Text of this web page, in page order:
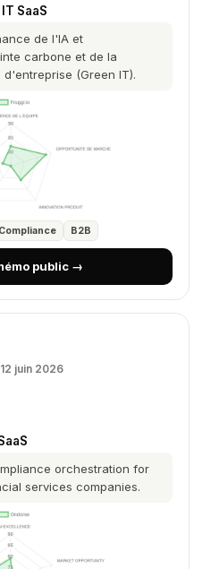
SaaS
de l'IA et
carbone et de la
(Green IT).
B2B
public →
juin 2026
orchestration for
services companies.